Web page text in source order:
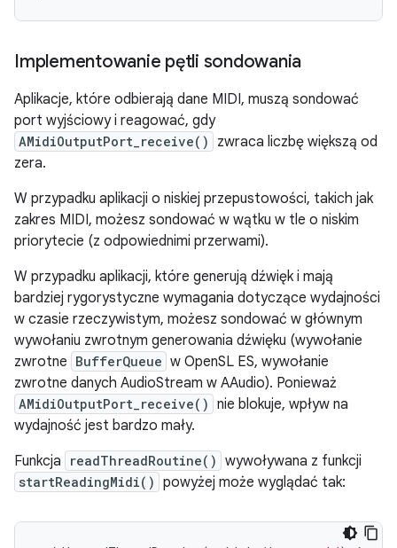
Implementowanie pętli sondowania
Aplikacje, które odbierają dane MIDI, muszą sondować
port wyjściowy i reagować, gdy
AMidiOutputPort_receive()
zwraca liczbę większą od
zera.
W przypadku aplikacji o niskiej przepustowości, takich jak
zakres MIDI, możesz sondować w wątku w tle o niskim
priorytecie (z odpowiednimi przerwami).
W przypadku aplikacji, które generują dźwięk i mają
bardziej rygorystyczne wymagania dotyczące wydajności
w czasie rzeczywistym, możesz sondować w głównym
wywołaniu zwrotnym generowania dźwięku (wywołanie
zwrotne BufferQueue w OpenSL ES, wywołanie
zwrotne danych AudioStream w AAudio). Ponieważ
AMidiOutputPort_receive() nie blokuje, wpływ na
wydajność jest bardzo mały.
Funkcja
readThreadRoutine() wywoływana z funkcji
startReadingMidi() powyżej może wyglądać tak: